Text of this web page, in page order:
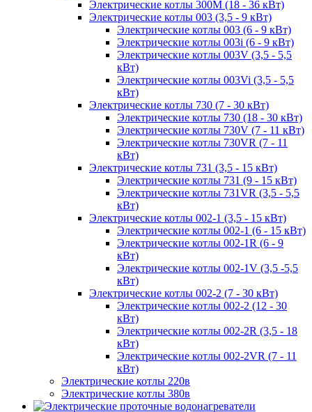
Электрические котлы 300M (18 - 36 кВт)
Электрические котлы 003 (3,5 - 9 кВт)
Электрические котлы 003 (6 - 9 кВт)
Электрические котлы 003i (6 - 9 кВт)
Электрические котлы 003V (3,5 - 5,5
кВт)
Электрические котлы 003Vi (3,5 - 5,5
кВт)
Электрические котлы 730 (7 - 30 кВт)
Электрические котлы 730 (18 - 30 кВт)
Электрические котлы 730V (7 - 11 кВт)
Электрические котлы 730VR (7 - 11
кВт)
Электрические котлы 731 (3,5 - 15 кВт)
Электрические котлы 731 (9 - 15 кВт)
Электрические котлы 731VR (3,5 - 5,5
кВт)
Электрические котлы 002-1 (3,5 - 15 кВт)
Электрические котлы 002-1 (6 - 15 кВт)
Электрические котлы 002-1R (6 - 9
кВт)
Электрические котлы 002-1V (3,5 -5,5
кВт)
Электрические котлы 002-2 (7 - 30 кВт)
Электрические котлы 002-2 (12 - 30
кВт)
Электрические котлы 002-2R (3,5 - 18
кВт)
Электрические котлы 002-2VR (7 - 11
кВт)
Электрические котлы 220в
Электрические котлы 380в